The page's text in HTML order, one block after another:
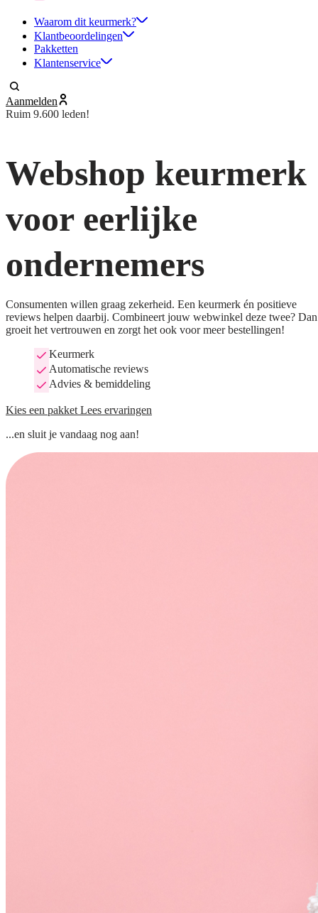
Waarom dit keurmerk?
Klantbeoordelingen
Pakketten
Klantenservice
Aanmelden
Ruim 9.600 leden!
Webshop keurmerk
voor eerlijke
ondernemers
Consumenten willen graag zekerheid. Een keurmerk én positieve
reviews helpen daarbij. Combineert jouw webwinkel deze twee? Dan
groeit het vertrouwen en zorgt het ook voor meer bestellingen!
Keurmerk
Automatische reviews
Advies & bemiddeling
Kies een pakket Lees ervaringen
...en sluit je vandaag nog aan!